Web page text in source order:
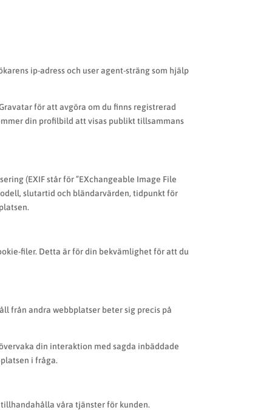
ip-adress och user agent-sträng som hjälp
för att avgöra om du finns registrerad
din profilbild att visas publikt tillsammans
(EXIF står för ”EXchangeable Image File
slutartid och bländarvärden, tidpunkt för
filer. Detta är för din bekvämlighet för att du
från andra webbplatser beter sig precis på
din interaktion med sagda inbäddade
i fråga.
våra tjänster för kunden.